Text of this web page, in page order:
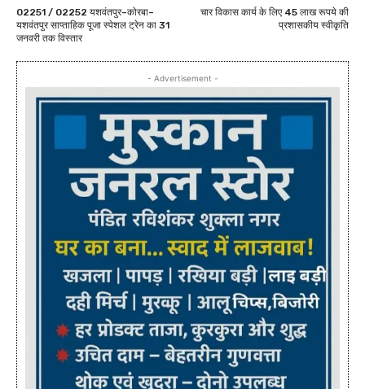
02251 / 02252 यशवंतपुर–कोरबा–
यशवंतपुर साप्ताहिक पूजा स्पेशल ट्रेन का 31
जनवरी तक विस्तार
चार विकास कार्य के लिए 45 लाख रूपये की
प्रशासकीय स्वीकृति
- Advertisement -